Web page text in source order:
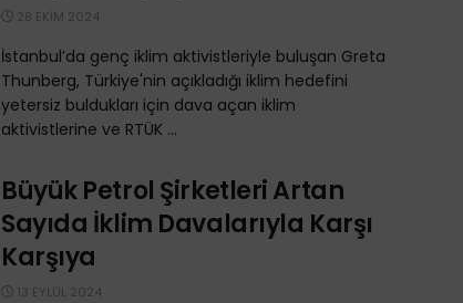
28 EKIM 2024
İstanbul’da genç iklim aktivistleriyle buluşan Greta
Thunberg, Türkiye'nin açıkladığı iklim hedefini
yetersiz buldukları için dava açan iklim
aktivistlerine ve RTÜK ...
Büyük Petrol Şirketleri Artan
Sayıda İklim Davalarıyla Karşı
Karşıya
13 EYLÜL 2024